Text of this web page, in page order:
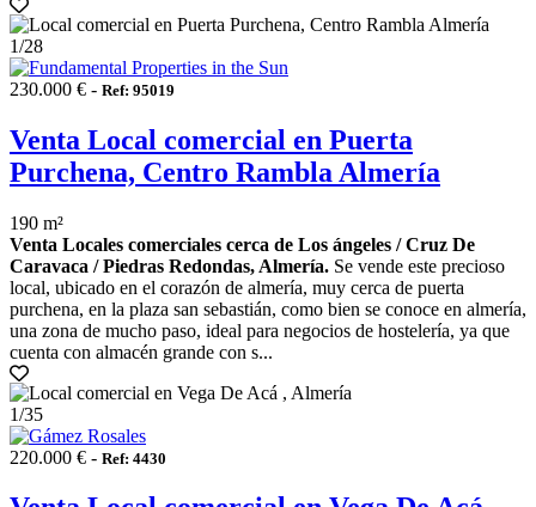
1/28
230.000 € - Ref: 95019
Venta Local comercial en Puerta
Purchena, Centro Rambla Almería
190 m²
Venta Locales comerciales cerca de Los ángeles / Cruz De
Caravaca / Piedras Redondas, Almería. Se vende este precioso
local, ubicado en el corazón de almería, muy cerca de puerta
purchena, en la plaza san sebastián, como bien se conoce en almería,
una zona de mucho paso, ideal para negocios de hostelería, ya que
cuenta con almacén grande con s...
1/35
220.000 € - Ref: 4430